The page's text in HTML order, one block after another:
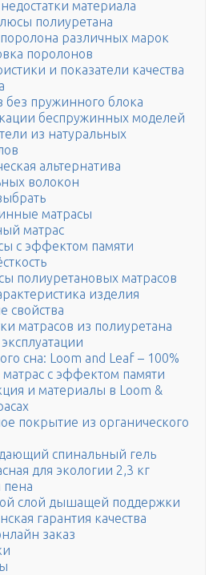
материала
полиуретана
различных марок
поролонов
и показатели качества
без пружинного блока
беспружинных моделей
из натуральных
альтернатива
волокон
матрасы
матрас
с эффектом памяти
полиуретановых матрасов
изделия
свойства
матрасов из полиуретана
сна: Loom and Leaf – 100%
с эффектом памяти
и материалы в Loom &
покрытие из органического
спинальный гель
для экологии 2,3 кг
слой дышащей поддержки
гарантия качества
заказ